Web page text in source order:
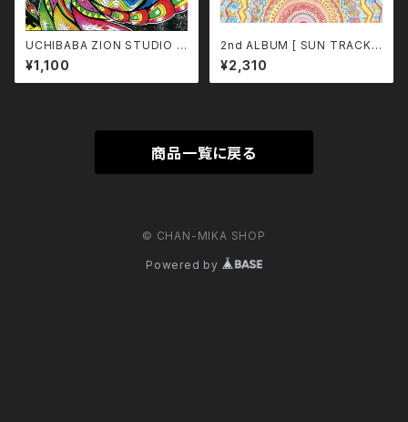
UCHIBABA ZION STUDIO p
roduce 『 MY FIRST TIME 』
¥1,100
2nd ALBUM [ SUN TRACKS
]
¥2,310
商品一覧に戻る
© CHAN-MIKA SHOP
Powered by